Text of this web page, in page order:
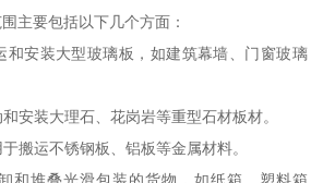
主要包括以下几个方面：
和安装大型玻璃板，如建筑幕墙、门窗玻璃
安装大理石、花岗岩等重型石材板材。
搬运不锈钢板、铝板等金属材料。